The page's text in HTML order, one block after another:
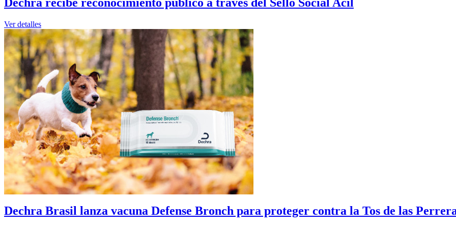
Ver detalles
Dechra Brasil lanza vacuna Defense Bronch para proteger contra la Tos de las